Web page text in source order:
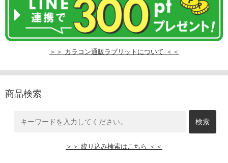
＞＞ カラコン通販ラブリットについて ＜＜
商品検索
＞＞ 絞り込み検索はこちら ＜＜